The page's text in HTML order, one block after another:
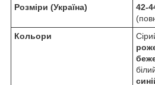
Розміри (Україна)
42-
Кольори